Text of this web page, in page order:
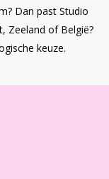
Dan pastStudio
Zeeland of België?
keuze.